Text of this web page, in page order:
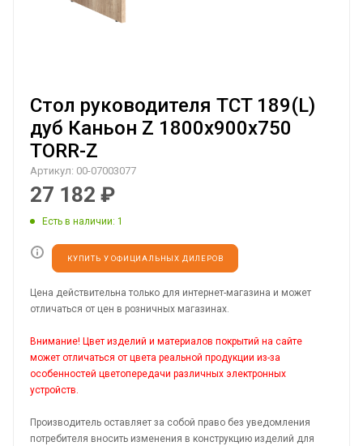
Стол руководителя TCT 189(L)
дуб Каньон Z 1800х900х750
TORR-Z
Артикул: 00-07003077
27 182 ₽
Есть в наличии: 1
КУПИТЬ У ОФИЦИАЛЬНЫХ ДИЛЕРОВ
Цена действительна только для интернет-магазина и может
отличаться от цен в розничных магазинах.
Внимание! Цвет изделий и материалов покрытий на сайте
может отличаться от цвета реальной продукции из-за
особенностей цветопередачи различных электронных
устройств.
Производитель оставляет за собой право без уведомления
потребителя вносить изменения в конструкцию изделий для